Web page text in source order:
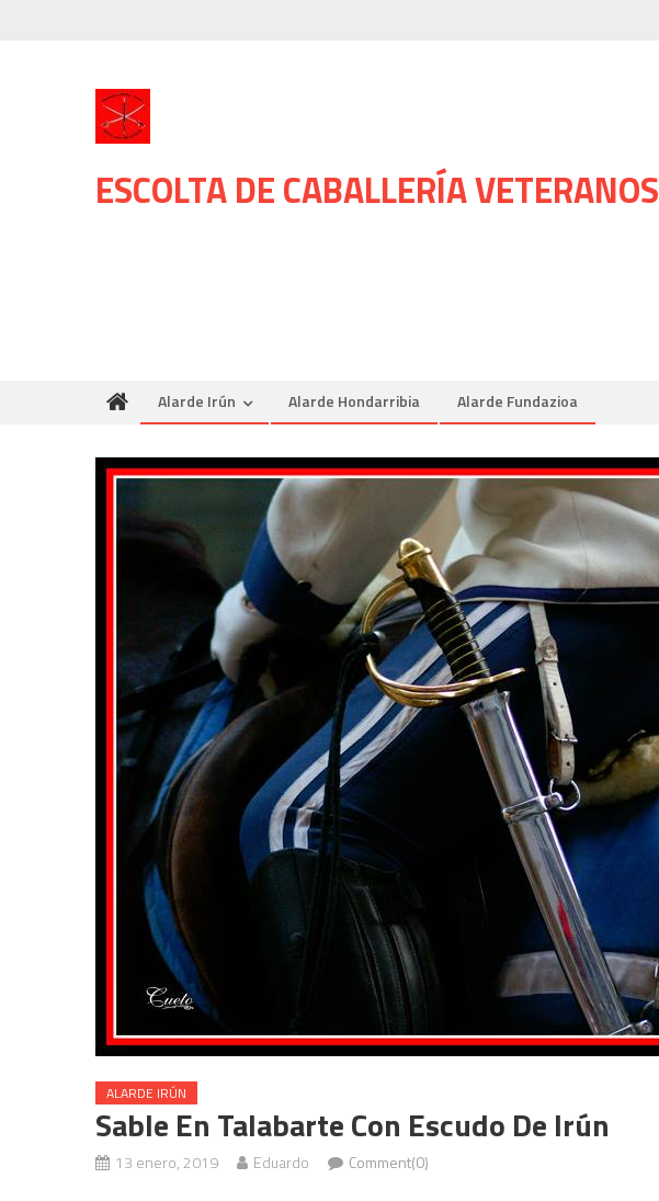
ESCOLTA DE CABALLERÍA VETERANOS
Alarde Irún Alarde Hondarribia Alarde Fundazioa
ALARDE IRÚN
Sable En Talabarte Con Escudo De Irún
13 enero, 2019 Eduardo Comment(0)